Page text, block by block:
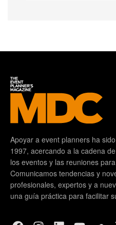
Apoyar a event planners ha
1997, acercando a la cadena
los eventos y las reuniones
Comunicamos tendencias y
profesionales, expertos y a
una guía práctica para facilitar